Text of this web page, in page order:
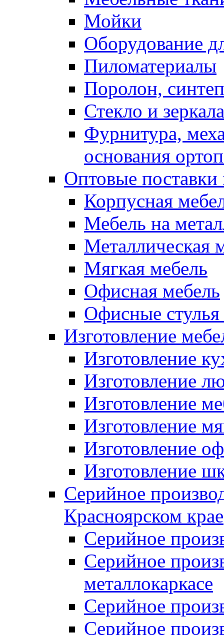
Мойки
Оборудование
Пиломатериалы
Поролон,
Стекло и зеркала
Фурнитура,
основания
Оптовые поставки
Корпусная
Мебель на
Металлическая
Мягкая мебель
Офисная мебель
Офисные стулья
Изготовление
Изготовление
Изготовление
Изготовление
Изготовление
Изготовление
Изготовление
Серийное
Красноярском крае
Серийное
Серийное
металлокаркасе
Серийное
Серийное